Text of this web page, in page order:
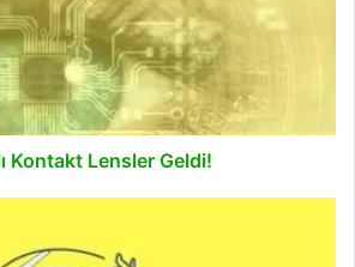
Kontakt Lensler Geldi!